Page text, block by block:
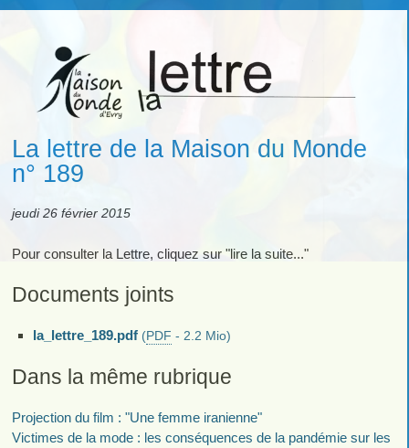
La lettre de la Maison du Monde
n° 189
jeudi 26 février 2015
Pour consulter la Lettre, cliquez sur "lire la suite..."
Documents joints
la_lettre_189.pdf (PDF - 2.2 Mio)
Dans la même rubrique
Projection du film : "Une femme iranienne"
Victimes de la mode : les conséquences de la pandémie sur les